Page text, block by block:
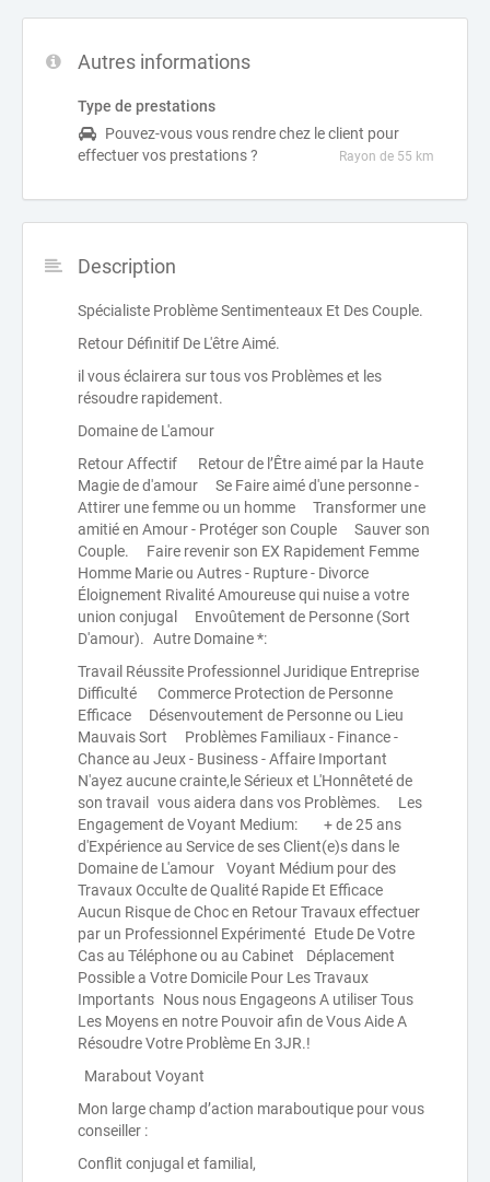
Autres informations
Type de prestations
Pouvez-vous vous rendre chez le client pour
effectuer vos prestations ?
Rayon de 55 km
Description
Spécialiste Problème Sentimenteaux Et Des Couple.
Retour Définitif De L'être Aimé.
il vous éclairera sur tous vos Problèmes et les
résoudre rapidement.
Domaine de L'amour
Retour Affectif Retour de l’Être aimé par la Haute
Magie de d'amour Se Faire aimé d'une personne -
Attirer une femme ou un homme Transformer une
amitié en Amour - Protéger son Couple Sauver son
Couple. Faire revenir son EX Rapidement Femme
Homme Marie ou Autres - Rupture - Divorce
Éloignement Rivalité Amoureuse qui nuise a votre
union conjugal Envoûtement de Personne (Sort
D'amour). Autre Domaine *:
Travail Réussite Professionnel Juridique Entreprise
Difficulté Commerce Protection de Personne
Efficace Désenvoutement de Personne ou Lieu
Mauvais Sort Problèmes Familiaux - Finance -
Chance au Jeux - Business - Affaire Important
N'ayez aucune crainte,le Sérieux et L'Honnêteté de
son travail vous aidera dans vos Problèmes. Les
Engagement de Voyant Medium: + de 25 ans
d'Expérience au Service de ses Client(e)s dans le
Domaine de L'amour Voyant Médium pour des
Travaux Occulte de Qualité Rapide Et Efficace
Aucun Risque de Choc en Retour Travaux effectuer
par un Professionnel Expérimenté Etude De Votre
Cas au Téléphone ou au Cabinet Déplacement
Possible a Votre Domicile Pour Les Travaux
Importants Nous nous Engageons A utiliser Tous
Les Moyens en notre Pouvoir afin de Vous Aide A
Résoudre Votre Problème En 3JR.!
Marabout Voyant
Mon large champ d’action maraboutique pour vous
conseiller :
Conflit conjugal et familial,